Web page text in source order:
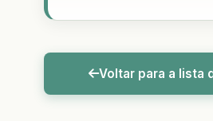
Voltar para a lista